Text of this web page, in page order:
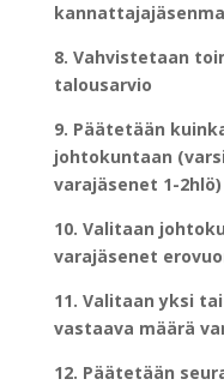
8. Vahvistetaan
talousarvio
9. Päätetään
johtokuntaan
varajäsenet 1-2hlö)
10. Valitaan
varajäsenet
11. Valitaan yksi
vastaava määrä
12. Päätetään